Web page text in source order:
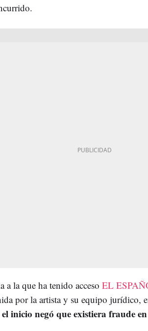
a la que ha tenido acceso EL
por la artista y su equipo jurídico,
el inicio negó que existiera fraude en